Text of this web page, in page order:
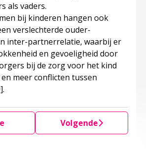
als vaders.
bij kinderen hangen ook
verslechterde ouder-
inter-partnerrelatie, waarbij er
en gevoeligheid door
bij de zorg voor het kind
meer conflicten tussen
.
Volgende